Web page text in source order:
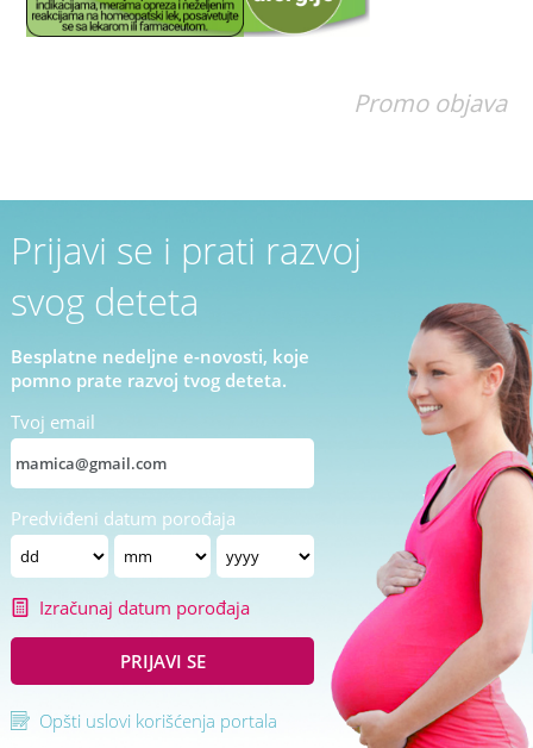
Promo objava
Prijavi se i prati razvoj
svog deteta
Besplatne nedeljne e-novosti, koje
pomno prate razvoj tvog deteta.
Tvoj email
Predviđeni datum porođaja
Izračunaj datum porođaja
PRIJAVI SE
Opšti uslovi korišćenja portala